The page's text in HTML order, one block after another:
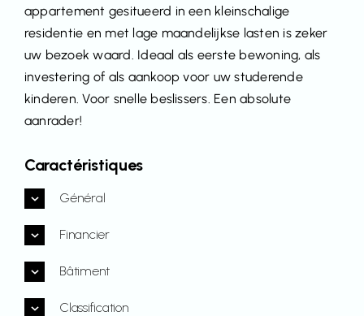
appartement gesitueerd in een kleinschalige
residentie en met lage maandelijkse lasten is zeker
uw bezoek waard. Ideaal als eerste bewoning, als
investering of als aankoop voor uw studerende
kinderen. Voor snelle beslissers. Een absolute
aanrader!
Caractéristiques
Général
Financier
Bâtiment
Classification